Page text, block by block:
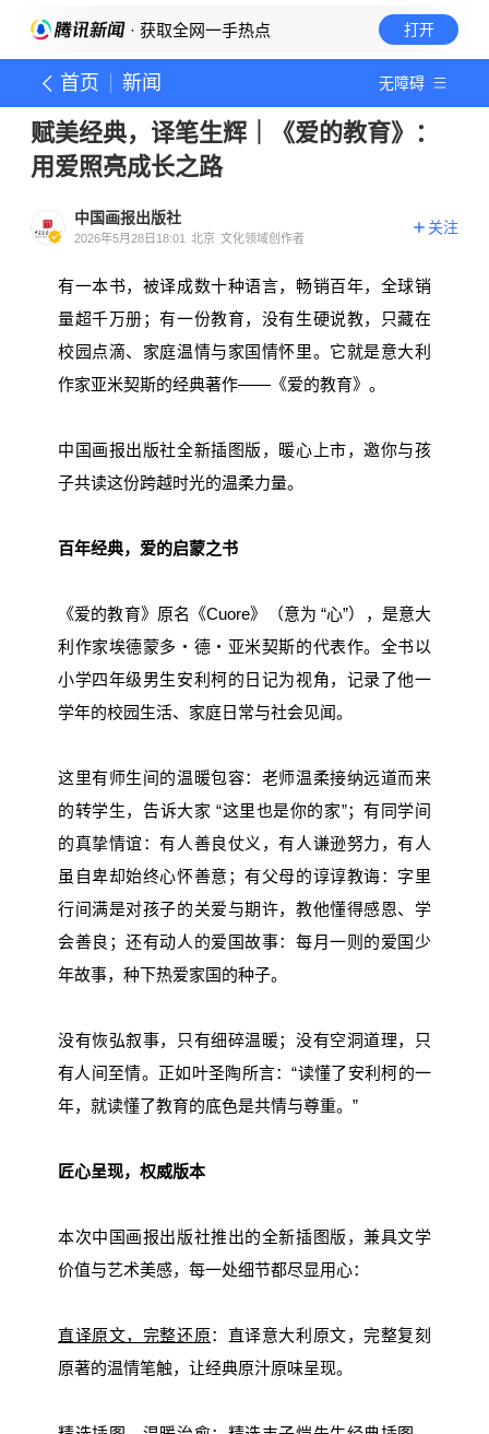
· 获取全网一手热点 打开
首页 新闻 无障碍
赋美经典，译笔生辉｜《爱的教育》：
用爱照亮成长之路
中国画报出版社
2026年5月28日18:01 北京 文化领域创作者
关注
有一本书，被译成数十种语言，畅销百年，全球销
量超千万册；有一份教育，没有生硬说教，只藏在
校园点滴、家庭温情与家国情怀里。它就是意大利
作家亚米契斯的经典著作——《爱的教育》。
中国画报出版社全新插图版，暖心上市，邀你与孩
子共读这份跨越时光的温柔力量。
百年经典，爱的启蒙之书
《爱的教育》原名《Cuore》（意为 “心”），是意大
利作家埃德蒙多・德・亚米契斯的代表作。全书以
小学四年级男生安利柯的日记为视角，记录了他一
学年的校园生活、家庭日常与社会见闻。
这里有师生间的温暖包容：老师温柔接纳远道而来
的转学生，告诉大家 “这里也是你的家”；有同学间
的真挚情谊：有人善良仗义，有人谦逊努力，有人
虽自卑却始终心怀善意；有父母的谆谆教诲：字里
行间满是对孩子的关爱与期许，教他懂得感恩、学
会善良；还有动人的爱国故事：每月一则的爱国少
年故事，种下热爱家国的种子。
没有恢弘叙事，只有细碎温暖；没有空洞道理，只
有人间至情。正如叶圣陶所言：“读懂了安利柯的一
年，就读懂了教育的底色是共情与尊重。”
匠心呈现，权威版本
本次中国画报出版社推出的全新插图版，兼具文学
价值与艺术美感，每一处细节都尽显用心：
直译原文，完整还原：直译意大利原文，完整复刻
原著的温情笔触，让经典原汁原味呈现。